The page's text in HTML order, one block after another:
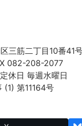
三筋二丁目10番41
082-208-2077
休日 毎週水曜日
(1) 第11164号